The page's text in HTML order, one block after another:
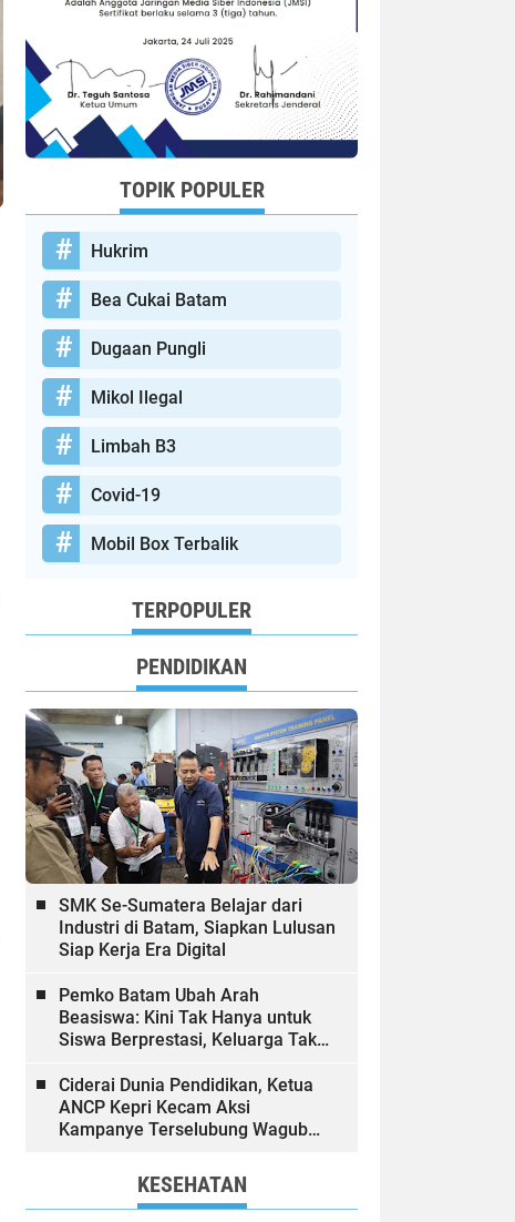
TOPIK POPULER
Hukrim
Bea Cukai Batam
Dugaan Pungli
Mikol Ilegal
Limbah B3
Covid-19
Mobil Box Terbalik
TERPOPULER
PENDIDIKAN
SMK Se-Sumatera Belajar dari
Industri di Batam, Siapkan Lulusan
Siap Kerja Era Digital
Pemko Batam Ubah Arah
Beasiswa: Kini Tak Hanya untuk
Siswa Berprestasi, Keluarga Tak
Dibiayai
Ciderai Dunia Pendidikan, Ketua
ANCP Kepri Kecam Aksi
Kampanye Terselubung Wagub
KESEHATAN